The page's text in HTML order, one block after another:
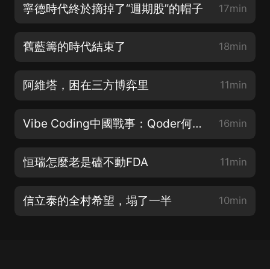
寧德時代終於摘掉了“週期股”的帽子 17min
舊藍籌的時代結束了 18min
阿維塔，困在三方博弈里 11min
Vibe Coding中國戰事：Qoder何以霸榜IDC？ 16min
恒瑞怎麼老是磕不動FDA 11min
信立泰的全村希望，塌了一半 10min